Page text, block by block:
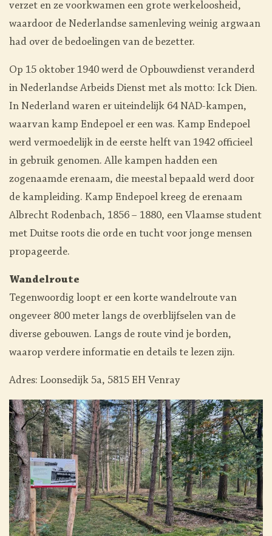
verzet en ze voorkwamen een grote werkeloosheid,
waardoor de Nederlandse samenleving weinig argwaan
had over de bedoelingen van de bezetter.
Op 15 oktober 1940 werd de Opbouwdienst veranderd
in Nederlandse Arbeids Dienst met als motto: Ick Dien.
In Nederland waren er uiteindelijk 64 NAD-kampen,
waarvan kamp Endepoel er een was. Kamp Endepoel
werd vermoedelijk in de eerste helft van 1942 officieel
in gebruik genomen. Alle kampen hadden een
zogenaamde erenaam, die meestal bepaald werd door
de kampleiding. Kamp Endepoel kreeg de erenaam
Albrecht Rodenbach, 1856 – 1880, een Vlaamse student
met Duitse roots die orde en tucht voor jonge mensen
propageerde.
Wandelroute
Tegenwoordig loopt er een korte wandelroute van
ongeveer 800 meter langs de overblijfselen van de
diverse gebouwen. Langs de route vind je borden,
waarop verdere informatie en details te lezen zijn.
Adres: Loonsedijk 5a, 5815 EH Venray